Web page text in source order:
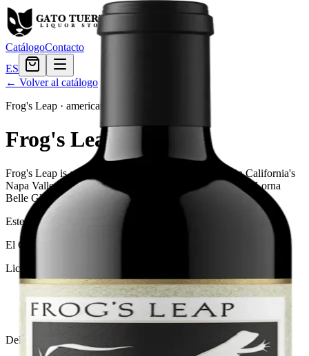
CatálogoContacto
ES
← Volver al catálogo
Frog's Leap · american
Frog's Leap Merlot
Frog's Leap is a wine producer based in Rutherford, in California's
Napa Valley. It was founded in 1972 by Charlie Wagner, Lorna
Belle Glos Wagner, and their son Chuck Wagner.
Este producto no está disponible actualmente.
El Gato Tuerto
Licorera · envíos locales
Política de privacidad
Términos y condiciones
Política de devoluciones
Delivery · Miami